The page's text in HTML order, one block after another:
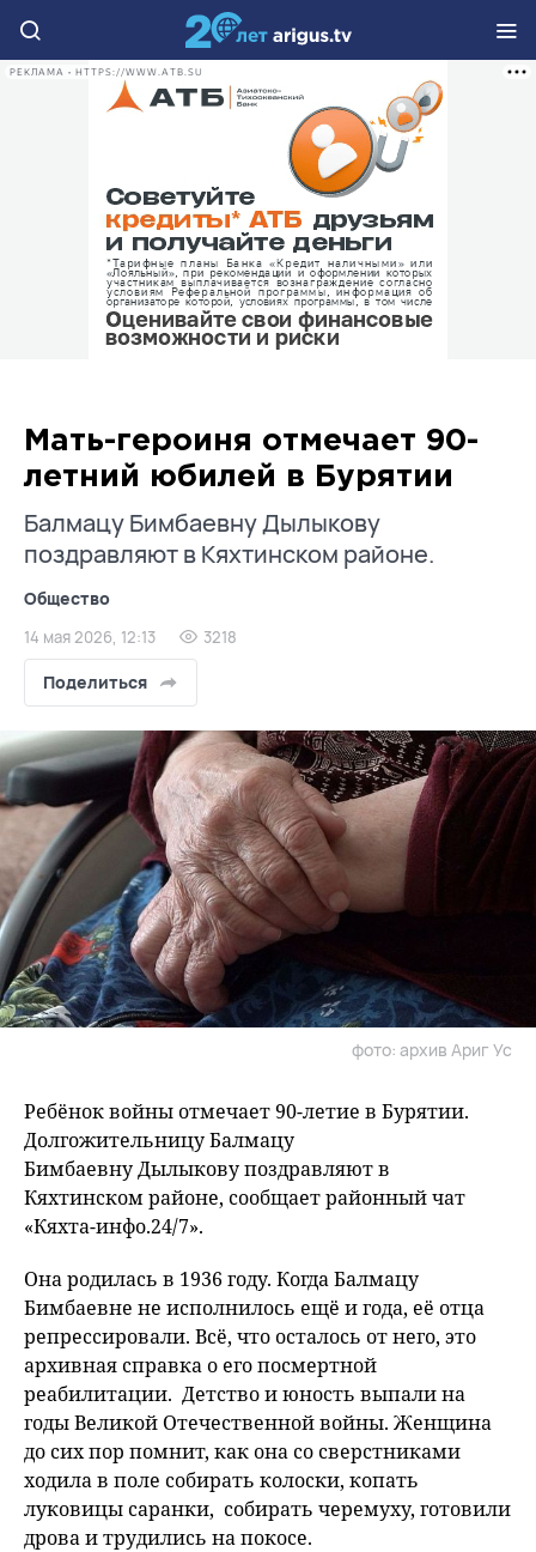
РЕКЛАМА • HTTPS://WWW.ATB.SU
Мать-героиня отмечает 90-
летний юбилей в Бурятии
Балмацу Бимбаевну Дылыкову
поздравляют в Кяхтинском районе.
Общество
14 мая 2026, 12:13 3218
Поделиться
фото: архив Ариг Ус
Ребёнок войны отмечает 90-летие в Бурятии.
Долгожительницу Балмацу
Бимбаевну Дылыкову поздравляют в
Кяхтинском районе, сообщает районный чат
«Кяхта-инфо.24/7».
Она родилась в 1936 году. Когда Балмацу
Бимбаевне не исполнилось ещё и года, её отца
репрессировали. Всё, что осталось от него, это
архивная справка о его посмертной
реабилитации. Детство и юность выпали на
годы Великой Отечественной войны. Женщина
до сих пор помнит, как она со сверстниками
ходила в поле собирать колоски, копать
луковицы саранки, собирать черемуху, готовили
дрова и трудились на покосе.